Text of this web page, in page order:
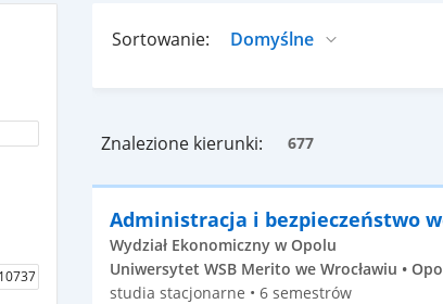
Sortowanie:
Znalezione kierunki: 677
Administracja i bezpieczeństwo
Wydział Ekonomiczny w Opolu
Uniwersytet WSB Merito we Wrocławiu •
studia stacjonarne • 6 semestrów